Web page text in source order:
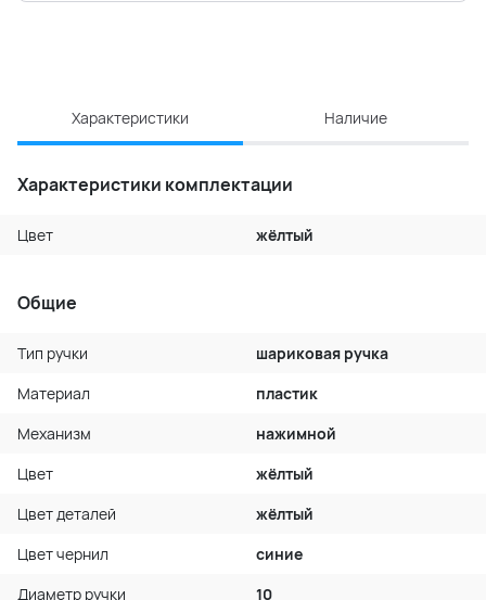
Характеристики Наличие
Характеристики комплектации
Цвет жёлтый
Общие
Тип ручки
шариковая ручка
Материал
пластик
Механизм
нажимной
Цвет
жёлтый
Цвет деталей
жёлтый
Цвет чернил
синие
Диаметр ручки
10